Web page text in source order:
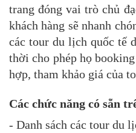
trang đóng vai trò chủ
khách hàng sẽ nhanh
các tour du lịch quốc tế
thời cho phép họ
hợp, tham khảo giá của
Các chức năng có sẵn
- Danh sách các tour du